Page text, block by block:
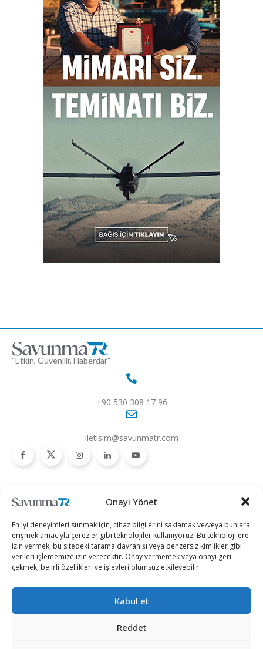
Onayı Yönet
En iyi deneyimleri sunmak için, cihaz bilgilerini saklamak ve/veya bunlara
erişmek amacıyla çerezler gibi teknolojiler kullanıyoruz. Bu teknolojilere
izin vermek, bu sitedeki tarama davranışı veya benzersiz kimlikler gibi
verileri işlememize izin verecektir. Onay vermemek veya onayı geri
çekmek, belirli özellikleri ve işlevleri olumsuz etkileyebilir.
Kabul et
Reddet
“Etkin, Güvenilir, Haberdar”
+90 530 308 17 96
iletisim@savunmatr.com
Savunma Sanayii
Hava Platformları
Kara Platformları
Deniz Platformları
İnsansız Sistemler
Kategoriler
Siber Güvenlik
Teknoloji
Röportajlar
Politika
Dosya Haber
SavunmaTR
Hakkımızda
Kariyer
Gizlilik Politikası
Künye